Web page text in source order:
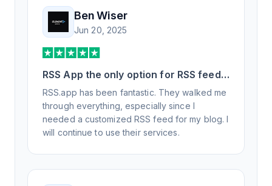
Ben Wiser
Jun 20, 2025
RSS App the only option for RSS feed
generation
RSS.app has been fantastic. They walked me
through everything, especially since I
needed a customized RSS feed for my blog. I
will continue to use their services.